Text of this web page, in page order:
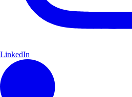
LinkedIn